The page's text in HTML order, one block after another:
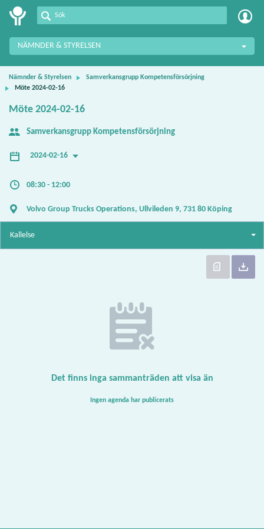
Meetings+
NÄMNDER & STYRELSEN
Nämnder & Styrelsen
Samverkansgrupp Kompetensförsörjning
Möte 2024-02-16
Möte 2024-02-16
Samverkansgrupp Kompetensförsörjning
2024-02-16
08:30 - 12:00
Volvo Group Trucks Operations, Ullvileden 9, 731 80 Köping
Kallelse
Det finns inga sammanträden att visa än
Ingen agenda har publicerats